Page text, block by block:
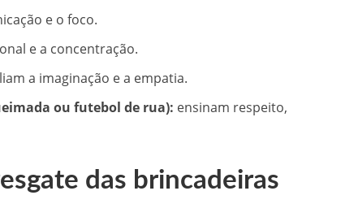
e o foco.
e a concentração.
a imaginação e a empatia.
ou futebol de rua): ensinam respeito,
das brincadeiras